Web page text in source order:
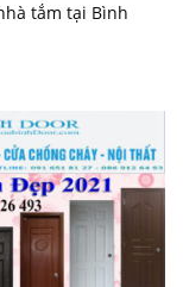
tắm tại Bình